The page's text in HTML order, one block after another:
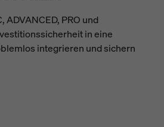
PRO und
in eine
integrieren und sichern